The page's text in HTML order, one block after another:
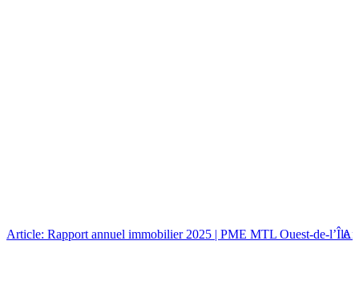
Article: Rapport annuel immobilier 2025 | PME MTL Ouest-de-l’Île